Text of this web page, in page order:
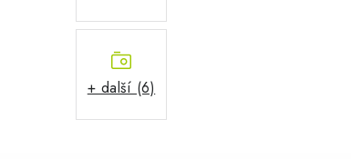
+ další (6)